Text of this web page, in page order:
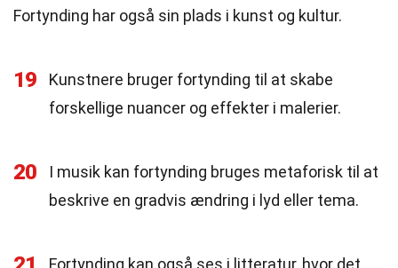
Fortynding har også sin plads i kunst og kultur.
19
Kunstnere bruger fortynding til at skabe
forskellige nuancer og effekter i malerier.
20
I musik kan fortynding bruges metaforisk til at
beskrive en gradvis ændring i lyd eller tema.
Fortynding kan også ses i litteratur, hvor det